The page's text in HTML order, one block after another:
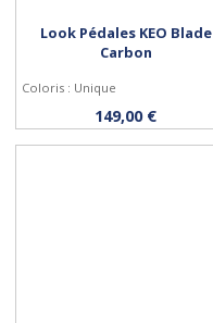
Acheter
Look Pédales KEO Blade
Carbon
Coloris : Unique
149,00 €